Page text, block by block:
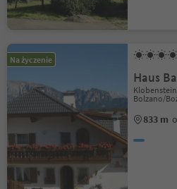
Na życzenie
Haus
Bolzano/
833 m